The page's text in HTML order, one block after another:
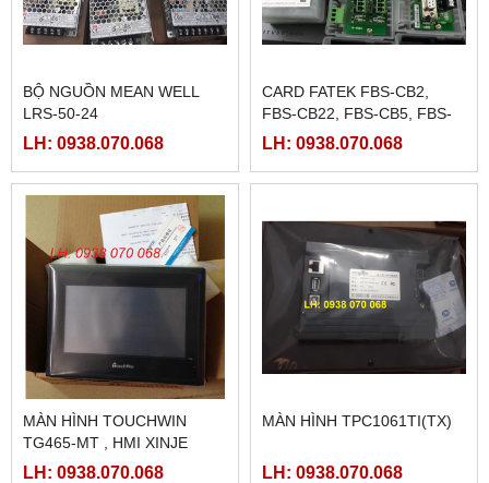
BỘ NGUỒN MEAN WELL
LRS-50-24
LH: 0938.070.068
CARD FATEK FBS-CB2,
FBS-CB22, FBS-CB5, FBS-
CB25, FBS-CB55
LH: 0938.070.068
MÀN HÌNH TOUCHWIN
TG465-MT , HMI XINJE
TG465-MT
LH: 0938.070.068
MÀN HÌNH TPC1061TI(TX)
LH: 0938.070.068